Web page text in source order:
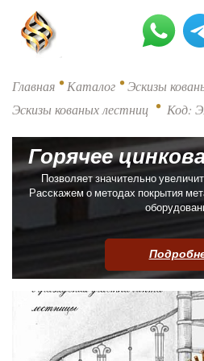
Главная • Каталог •Эскизы
Эскизы кованых лестниц • Код:
Горячее
Позволяет значительно
Расскажем о методах покрытия